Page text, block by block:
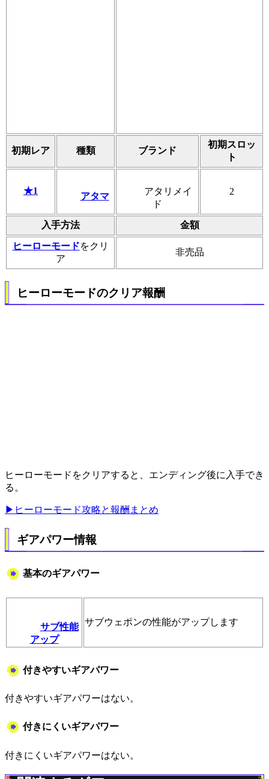
初期レア 種類 ブランド
初期スロッ
ト
★1
アタマ
アタリメイ
ド
2
入手方法 金額
ヒーローモードをクリ
ア
非売品
ヒーローモードのクリア報酬
ヒーローモードをクリアすると、エンディング後に入手でき
る。
▶ヒーローモード攻略と報酬まとめ
ギアパワー情報
基本のギアパワー
サブ性能
アップ
サブウェポンの性能がアップします
付きやすいギアパワー
付きやすいギアパワーはない。
付きにくいギアパワー
付きにくいギアパワーはない。